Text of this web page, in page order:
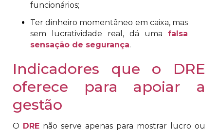
funcionários;
Ter dinheiro momentâneo em caixa, mas
sem lucratividade real, dá uma falsa
sensação de segurança.
Indicadores que o DRE
oferece para apoiar a
gestão
O DRE não serve apenas para mostrar lucro ou